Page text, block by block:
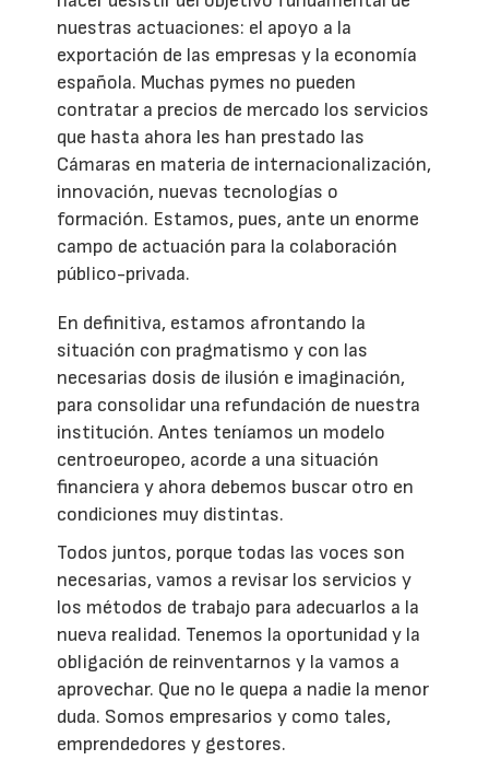
nuestras actuaciones: el apoyo a la
exportación de las empresas y la economía
española. Muchas pymes no pueden
contratar a precios de mercado los servicios
que hasta ahora les han prestado las
Cámaras en materia de internacionalización,
innovación, nuevas tecnologías o
formación. Estamos, pues, ante un enorme
campo de actuación para la colaboración
público-privada.
En definitiva, estamos afrontando la
situación con pragmatismo y con las
necesarias dosis de ilusión e imaginación,
para consolidar una refundación de nuestra
institución. Antes teníamos un modelo
centroeuropeo, acorde a una situación
financiera y ahora debemos buscar otro en
condiciones muy distintas.
Todos juntos, porque todas las voces son
necesarias, vamos a revisar los servicios y
los métodos de trabajo para adecuarlos a la
nueva realidad. Tenemos la oportunidad y la
obligación de reinventarnos y la vamos a
aprovechar. Que no le quepa a nadie la menor
duda. Somos empresarios y como tales,
emprendedores y gestores.